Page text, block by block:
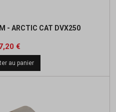
- ARCTIC CAT DVX250
€Prix
de
base
au panier